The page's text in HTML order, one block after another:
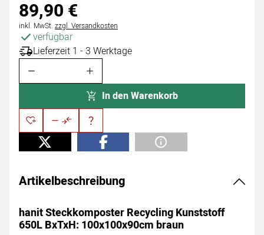
89,90 €
Steuerhinweis:
inkl. MwSt. zzgl. Versandkosten
verfügbar
Lieferzeit 1 - 3 Werktage
In den Warenkorb
Artikelbeschreibung
hanit Steckkomposter Recycling Kunststoff
650L BxTxH: 100x100x90cm braun